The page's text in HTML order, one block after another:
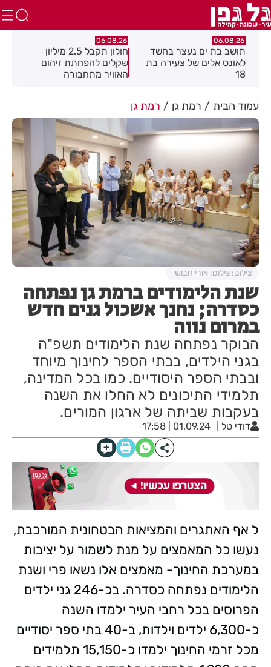
06.08.26
תושב בת ים נעצר בחשד
לאונס אלים של צעירה בת
06.08.26
חולון תקבל 2.5 מיליון
שקלים להפחתת זיהום
האוויר מתחבורה
עמוד הבית רמת גן רמת גן
שנת הלימודים ברמת גן נפתחה
כסדרה; נחנך אשכול גנים חדש
במרום נווה
הבוקר נפתחה שנת הלימודים תשפ"ה
בגני הילדים, בבתי הספר לחינוך מיוחד
ובבתי הספר היסודיים. כמו בכל המדינה,
תלמידי התיכונים לא החלו את השנה
בעקבות שביתה של ארגון המורים.
דודי טל 01.09.24 | 17:58
צילום: צילום: אורי חבושי
ל אף האתגרים והמציאות הבטחונית המורכבת,
נעשו כל המאמצים על מנת לשמור על יציבות
במערכת החינוך- מאמצים אלו נשאו פרי ושנת
הלימודים נפתחה כסדרה. בכ-246 גני ילדים
הפרוסים בכל רחבי העיר ילמדו השנה
כ-6,300 ילדים וילדות, ב-40 בתי ספר יסודיים
מכל זרמי החינוך ילמדו כ-15,150 תלמידים